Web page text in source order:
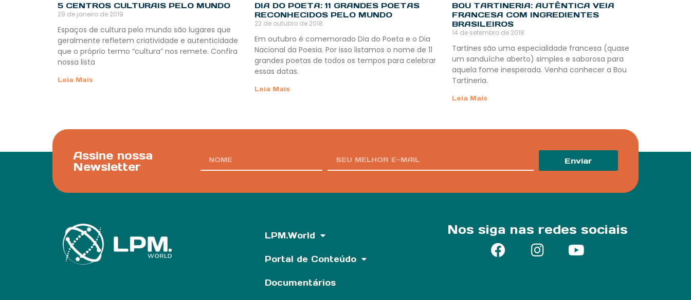
5 CENTROS CULTURAIS PELO MUNDO
29 de janeiro de 2019
Espaços de cultura pelo mundo são lugares que
geralmente refletem criatividade e autenticidade
que o próprio termo “cultura” nos remete. Confira
nossa lista
Leia Mais
DIA DO POETA: 11 GRANDES POETAS
RECONHECIDOS PELO MUNDO
22 de outubro de 2018
Em outubro é comemorado Dia do Poeta e o Dia
Nacional da Poesia. Por isso listamos o nome de 11
grandes poetas de todos os tempos para celebrar
essas datas.
Leia Mais
BOU TARTINERIA: AUTÊNTICA VEIA
FRANCESA COM INGREDIENTES
BRASILEIROS
14 de setembro de 2018
Tartines são uma especialidade francesa (quase
um sanduíche aberto) simples e saborosa para
aquela fome inesperada. Venha conhecer a Bou
Tartineria.
Leia Mais
Assine nossa
Newsletter Enviar
LPM.World
Portal de Conteúdo
Documentários
Nos siga nas redes sociais